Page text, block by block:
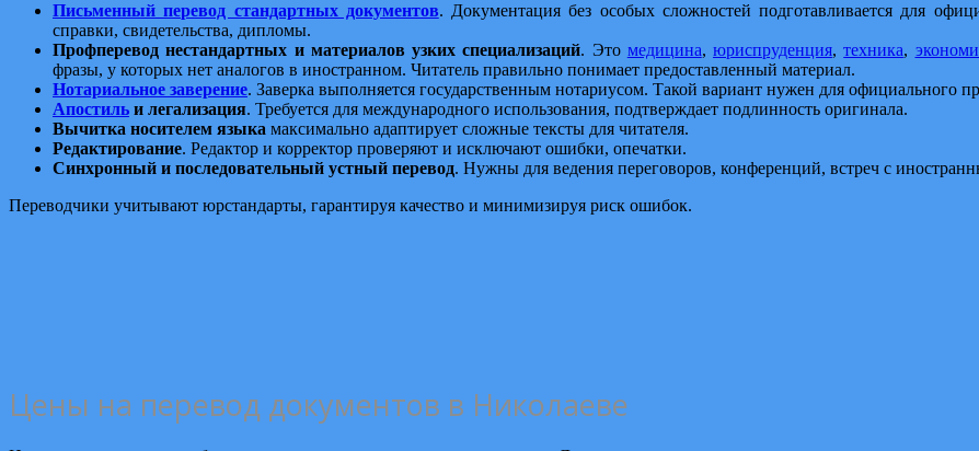
Письменный перевод стандартных документов. Документация без особых сложностей подготавливается для
справки, свидетельства, дипломы.
Профперевод нестандартных и материалов узких специализаций. Это медицина, юриспруденция,техника,
фразы, у которых нет аналогов в иностранном. Читатель правильно понимает предоставленный материал.
Нотариальное заверение. Заверка выполняется государственным нотариусом. Такой вариант нужен для официального
Апостиль и легализация. Требуется для международного использования, подтверждает подлинность оригинала.
Вычитка носителем языка максимально адаптирует сложные тексты для читателя.
Редактирование. Редактор и корректор проверяют и исключают ошибки, опечатки.
Синхронный и последовательный устный перевод. Нужны для ведения переговоров, конференций, встреч с
Переводчики учитывают юрстандарты, гарантируя качество и минимизируя риск ошибок.
Цены на перевод документов в Николаеве